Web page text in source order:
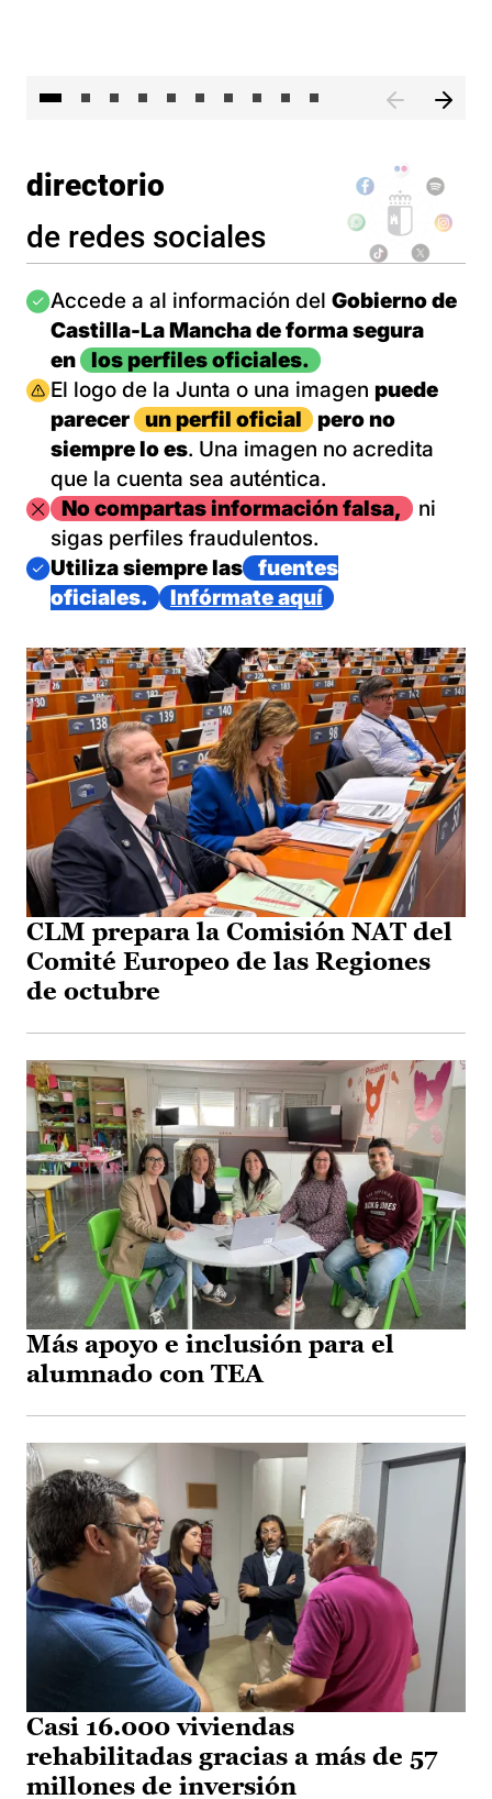
directorio
de redes sociales
Imagen
Accede a al información del Gobierno de
Castilla-La Mancha de forma segura
en
los perfiles oficiales.
Imagen
El logo de la Junta o una imagen puede
parecer
un perfil oficial
pero no
siempre lo es. Una imagen no acredita
que la cuenta sea auténtica.
ImagenNo compartas información falsa,
ni
sigas perfiles fraudulentos.
Imagen
Utiliza siempre las
fuentes
oficiales.
Infórmate aquí
CLM prepara la Comisión NAT del
Comité Europeo de las Regiones
de octubre
Más apoyo e inclusión para el
alumnado con TEA
Casi 16.000 viviendas
rehabilitadas gracias a más de 57
millones de inversión